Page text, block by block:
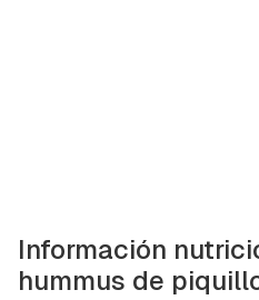
Información
hummus de